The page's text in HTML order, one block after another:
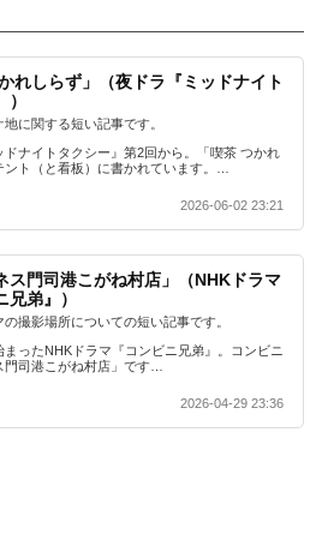
かれしらず」（夜ドラ『ミッドナイト
地に関する短い記事です。
ドナイトタクシー』第2回から。「喫茶 つかれ
ント（と看板）に書かれています。…
2026-06-02 23:21
ス門司港こがね村店」（NHKドラマ
兄弟』）
撮影場所についての短い記事です。
まったNHKドラマ『コンビニ兄弟』。コンビニ
門司港こがね村店」です…
2026-04-29 23:36